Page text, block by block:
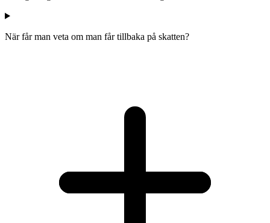
När får man veta om man får tillbaka på skatten?